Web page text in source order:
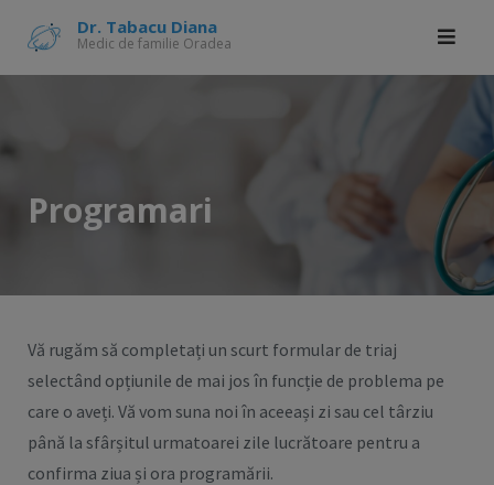
content
Dr. Tabacu Diana
Medic de familie Oradea
Programari
Vă rugăm să completați un scurt formular de triaj
selectând opțiunile de mai jos în funcție de problema pe
care o aveți. Vă vom suna noi în aceeași zi sau cel târziu
până la sfârșitul urmatoarei zile lucrătoare pentru a
confirma ziua și ora programării.